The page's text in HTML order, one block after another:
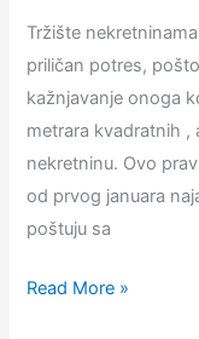
Tržište
priličan potres,
kažnjavanje onoga
metrara kvadratnih ,
nekretninu. Ovo
od prvog januara
poštuju sa
U
Read More »